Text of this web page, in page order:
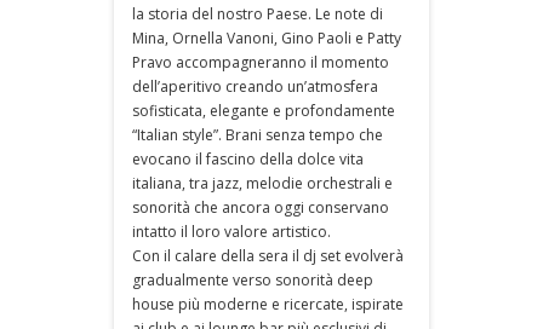
la storia del nostro Paese. Le note di
Mina, Ornella Vanoni, Gino Paoli e Patty
Pravo accompagneranno il momento
dell’aperitivo creando un’atmosfera
sofisticata, elegante e profondamente
“Italian style”. Brani senza tempo che
evocano il fascino della dolce vita
italiana, tra jazz, melodie orchestrali e
sonorità che ancora oggi conservano
intatto il loro valore artistico.
Con il calare della sera il dj set evolverà
gradualmente verso sonorità deep
house più moderne e ricercate, ispirate